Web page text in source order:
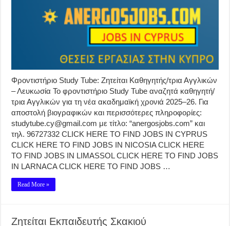
Φροντιστήριο Study Tube: Ζητείται Καθηγητής/τρια Αγγλικών
– Λευκωσία Το φροντιστήριο Study Tube αναζητά καθηγητή/
τρια Αγγλικών για τη νέα ακαδημαϊκή χρονιά 2025–26. Για
αποστολή βιογραφικών και περισσότερες πληροφορίες:
studytube.cy@gmail.com με τίτλο: “anergosjobs.com” και
τηλ. 96727332 CLICK HERE TO FIND JOBS IN CYPRUS
CLICK HERE TO FIND JOBS IN NICOSIA CLICK HERE
TO FIND JOBS IN LIMASSOL CLICK HERE TO FIND JOBS
IN LARNACA CLICK HERE TO FIND JOBS …
Read More »
Ζητείται Εκπαιδευτής Σκακιού